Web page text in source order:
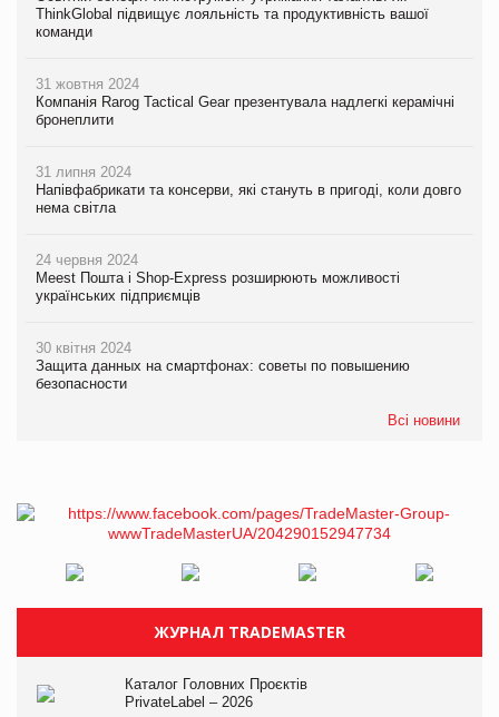
ThinkGlobal підвищує лояльність та продуктивність вашої
команди
31 жовтня 2024
Компанія Rarog Tactical Gear презентувала надлегкі керамічні
бронеплити
31 липня 2024
Напівфабрикати та консерви, які стануть в пригоді, коли довго
нема світла
24 червня 2024
Meest Пошта і Shop-Express розширюють можливості
українських підприємців
30 квітня 2024
Защита данных на смартфонах: советы по повышению
безопасности
Всі новини
ЖУРНАЛ TRADEMASTER
Каталог Головних Проєктів
PrivateLabel – 2026